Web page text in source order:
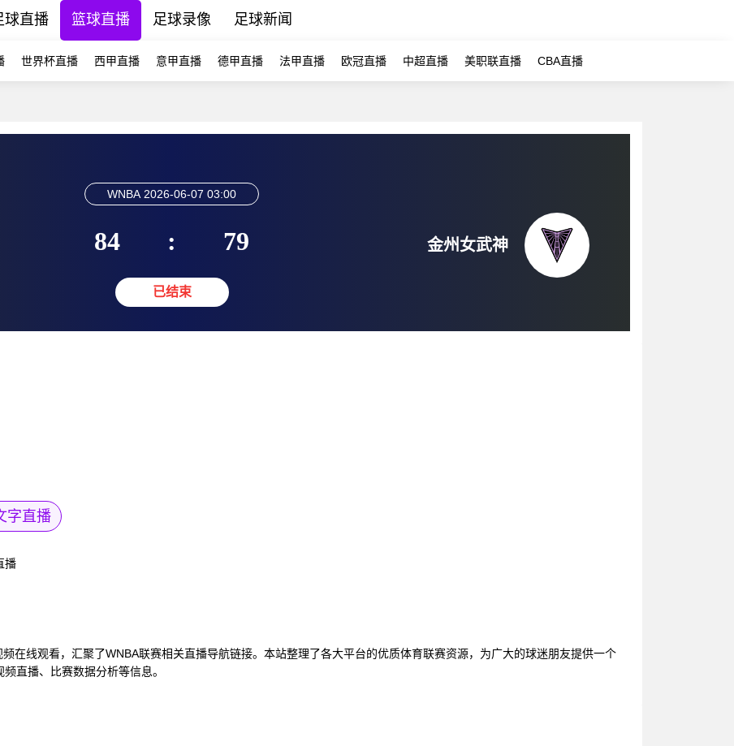
球直播 篮球直播 足球录像 足球新闻
世界杯直播 西甲直播 意甲直播 德甲直播 法甲直播 欧冠直播 中超直播 美职联直播 CBA直播
WNBA 2026-06-07 03:00
84 : 79
已结束
金州女武神
字直播
播
在线观看，汇聚了WNBA联赛相关直播导航链接。本站整理了各大平台的优质体育联赛资源，为广大的球迷朋友提供一个
直播、比赛数据分析等信息。